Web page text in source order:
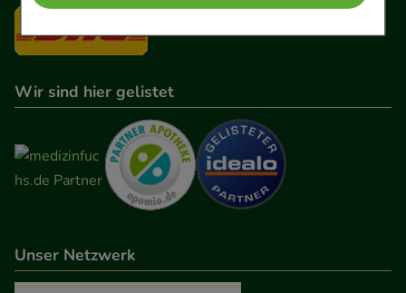
Komfort:Diese Cookies werden genutzt um das
Einkaufserlebnis noch ansprechender zu gestalten,
beispielsweise für die Wiedererkennung des
Besuchers oder unsere Seite an bevorzugte
Verhaltensweisen (z.B. Spracheinstellung)
anzupassen. Komfort-Cookies ermöglichen es uns
auch auf Ihre Bedürfnisse zugeschrittene Inhalte
anzuzeigen und unser Partnerprogramm zu
Statistik & Tracking:
Informationen über die Art und Weise der Nutzung
Wir sind hier gelistet
Unser Netzwerk